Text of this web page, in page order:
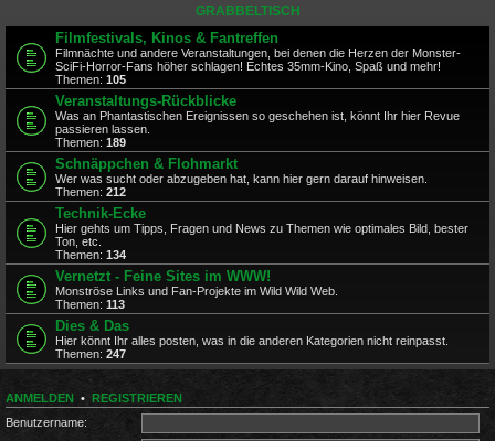
GRABBELTISCH
Filmfestivals, Kinos & Fantreffen
Filmnächte und andere Veranstaltungen, bei denen die Herzen der Monster-
SciFi-Horror-Fans höher schlagen! Echtes 35mm-Kino, Spaß und mehr!
Themen: 105
Veranstaltungs-Rückblicke
Was an Phantastischen Ereignissen so geschehen ist, könnt Ihr hier Revue
passieren lassen.
Themen: 189
Schnäppchen & Flohmarkt
Wer was sucht oder abzugeben hat, kann hier gern darauf hinweisen.
Themen: 212
Technik-Ecke
Hier gehts um Tipps, Fragen und News zu Themen wie optimales Bild, bester
Ton, etc.
Themen: 134
Vernetzt - Feine Sites im WWW!
Monströse Links und Fan-Projekte im Wild Wild Web.
Themen: 113
Dies & Das
Hier könnt Ihr alles posten, was in die anderen Kategorien nicht reinpasst.
Themen: 247
ANMELDEN • REGISTRIEREN
Benutzername: